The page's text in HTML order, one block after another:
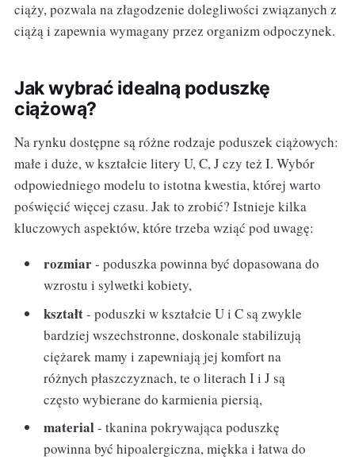
ciąży, pozwala na złagodzenie dolegliwości związanych z
ciążą i zapewnia wymagany przez organizm odpoczynek.
Jak wybrać idealną poduszkę
ciążową?
Na rynku dostępne są różne rodzaje poduszek ciążowych:
małe i duże, w kształcie litery U, C, J czy też I. Wybór
odpowiedniego modelu to istotna kwestia, której warto
poświęcić więcej czasu. Jak to zrobić? Istnieje kilka
kluczowych aspektów, które trzeba wziąć pod uwagę:
rozmiar- poduszka powinna być dopasowana do
wzrostu i sylwetki kobiety,
kształt- poduszki w kształcie U i C są zwykle
bardziej wszechstronne, doskonale stabilizują
ciężarek mamy i zapewniają jej komfort na
różnych płaszczyznach, te o literach I i J są
często wybierane do karmienia piersią,
material- tkanina pokrywająca poduszkę
powinna być hipoalergiczna, miękka i łatwa do